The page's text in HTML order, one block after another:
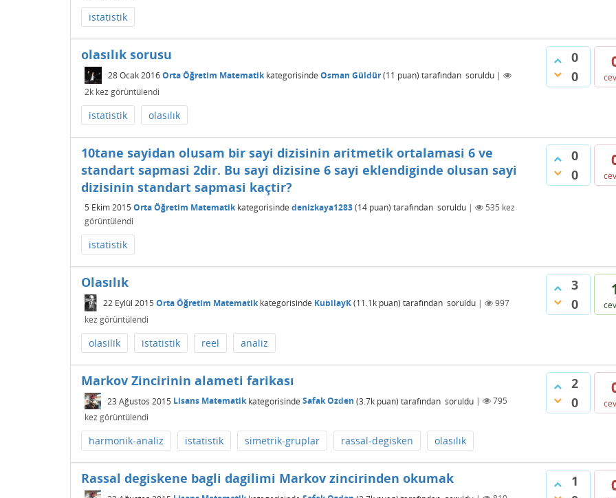
istatistik
0
0
olasılık sorusu
28 Ocak 2016Orta Öğretim Matematikkategorisinde Osman Güldür(11 puan) tarafından soruldu |
2k kez görüntülendi
istatistik olasılık
0
0
10tane sayidan olusam bir sayi dizisinin aritmetik ortalamasi 6 ve
standart sapmasi 2dir. Bu sayi dizisine 6 sayi eklendiginde olusan sayi
dizisinin standart sapmasi kaçtir?
5 Ekim 2015 Orta Öğretim Matematikkategorisinde denizkaya1283(14 puan) tarafından soruldu | 535 kez
görüntülendi
istatistik
3
0
Olasılık
22 Eylül 2015 Orta Öğretim Matematikkategorisinde KubilayK(11.1k puan) tarafından soruldu |
997
kez görüntülendi
olasilik istatistik reel analiz
2
0
Markov Zincirinin alameti farikası
23 Ağustos 2015 Lisans Matematikkategorisinde Safak Ozden (3.7k puan) tarafından soruldu |
795
kez görüntülendi
harmonik-analiz istatistik simetrik-gruplar rassal-degisken olasılık
1
Rassal degiskene bagli dagilimi Markov zincirinden okumak